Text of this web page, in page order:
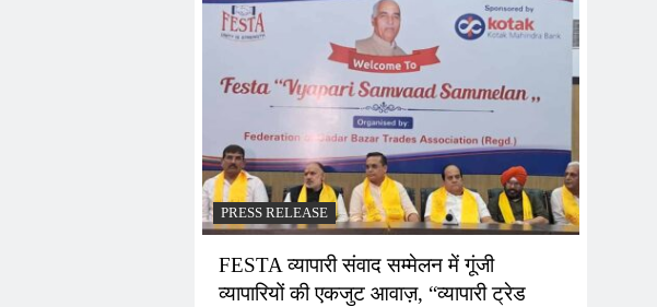
PRESS RELEASE
FESTA व्यापारी संवाद सम्मेलन में गूंजी
व्यापारियों की एकजुट आवाज़, “व्यापारी ट्रेड